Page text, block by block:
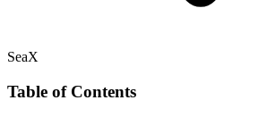
SeaX
Table of Contents